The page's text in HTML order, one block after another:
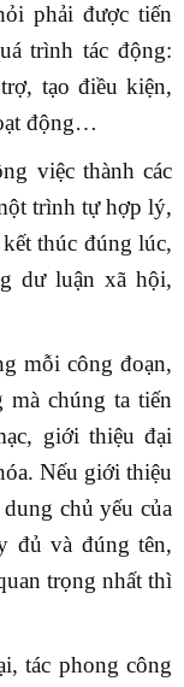
phải được tiến
trình tác động:
tạo điều kiện,
động…
việc thành các
trình tự hợp lý,
thúc đúng lúc,
dư luận xã hội,
mỗi công đoạn,
chúng ta tiến
giới thiệu đại
Nếu giới thiệu
chủ yếu của
đủ và đúng tên,
trọng nhất thì
tác phong công